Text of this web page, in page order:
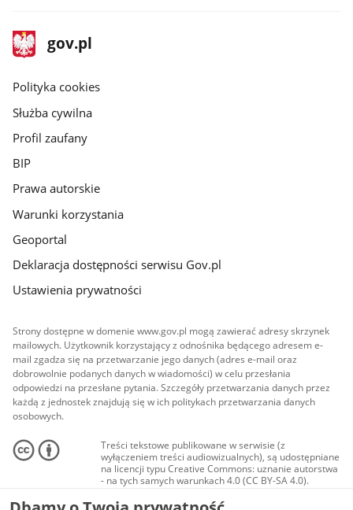
stopka
gov.pl
Strona
gov.pl
gov.pl
Polityka cookies
Służba cywilna
Profil zaufany
BIP
Prawa autorskie
Warunki korzystania
Geoportal
Deklaracja dostępności serwisu Gov.pl
Ustawienia prywatności
Strony dostępne w domenie www.gov.pl mogą zawierać adresy skrzynek
mailowych. Użytkownik korzystający z odnośnika będącego adresem e-
mail zgadza się na przetwarzanie jego danych (adres e-mail oraz
dobrowolnie podanych danych w wiadomości) w celu przesłania
odpowiedzi na przesłane pytania. Szczegóły przetwarzania danych przez
każdą z jednostek znajdują się w ich politykach przetwarzania danych
osobowych.
Treści tekstowe publikowane w serwisie (z
wyłączeniem treści audiowizualnych), są udostępniane
na licencji typu Creative Commons: uznanie autorstwa
- na tych samych warunkach 4.0 (CC BY-SA 4.0).
Materiały audiowizualne, w tym zdjęcia, materiały
audio i wideo, są udostępniane na licencji typu